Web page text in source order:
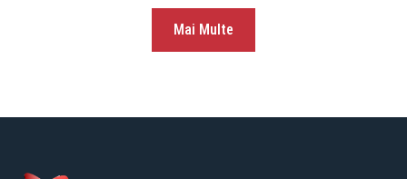
Mai Multe